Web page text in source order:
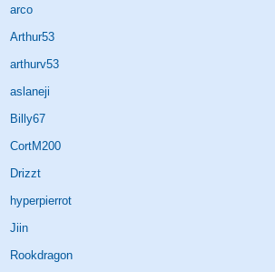
arco
Arthur53
arthurv53
aslaneji
Billy67
CortM200
Drizzt
hyperpierrot
Jiin
Rookdragon